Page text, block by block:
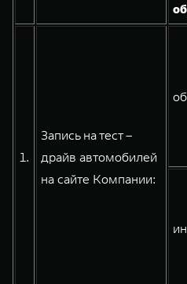
1.
Запись на тест –
драйв автомобилей
на сайте Компании: